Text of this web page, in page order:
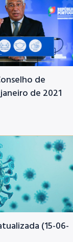
de
de 2021
(15-06-